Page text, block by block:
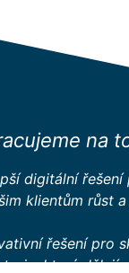
na
digitální
klientům růst
řešení pro
které dělají